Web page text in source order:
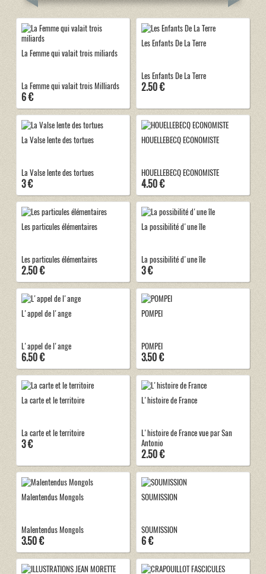
La Femme qui valait trois miliards
La Femme qui valait trois Milliards
6 €
Les Enfants De La Terre
Les Enfants De La Terre
2.50 €
La Valse lente des tortues
La Valse lente des tortues
3 €
HOUELLEBECQ ECONOMISTE
HOUELLEBECQ ECONOMISTE
4.50 €
Les particules élémentaires
Les particules élémentaires
2.50 €
La possibilité d'une île
La possibilité d'une île
3 €
L'appel de l'ange
L'appel de l'ange
6.50 €
POMPEI
POMPEI
3.50 €
La carte et le territoire
La carte et le territoire
3 €
L'histoire de France
L'histoire de France vue par San
Antonio
2.50 €
Malentendus Mongols
Malentendus Mongols
3.50 €
SOUMISSION
SOUMISSION
6 €